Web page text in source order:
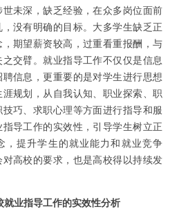
世未深，缺乏经验，在众多岗位面前
，没有明确的目标。大多学生缺乏正
，期望薪资较高，过重看重报酬，与
之交臂。就业指导工作不仅仅是信息
聘信息，更重要的是对学生进行思想
涯规划，从自我认知、职业探索、职
技巧、求职心理等方面进行指导和服
指导工作的实效性，引导学生树立正
，提升学生的就业能力和就业竞争
对高校的要求，也是高校得以持续发
就业指导工作的实效性分析